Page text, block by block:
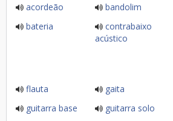
acordeão bandolim
bateria
contrabaixo
acústico
flauta
gaita
guitarra base
guitarra solo